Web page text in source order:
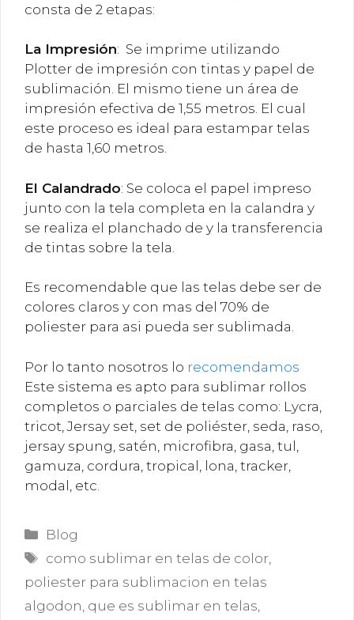
consta de 2 etapas:
La Impresión: Se imprime utilizando
Plotter de impresión con tintas y papel de
sublimación. El mismo tiene un área de
impresión efectiva de 1,55 metros. El cual
este proceso es ideal para estampar telas
de hasta 1,60 metros.
El Calandrado: Se coloca el papel impreso
junto con la tela completa en la calandra y
se realiza el planchado de y la transferencia
de tintas sobre la tela.
Es recomendable que las telas debe ser de
colores claros y con mas del 70% de
poliester para asi pueda ser sublimada.
Por lo tanto nosotros lo recomendamos
Este sistema es apto para sublimar rollos
completos o parciales de telas como: Lycra,
tricot, Jersay set, set de poliéster, seda, raso,
jersay spung, satén, microfibra, gasa, tul,
gamuza, cordura, tropical, lona, tracker,
modal, etc.
Categorías
Blog
Etiquetas
como sublimar en telas de color
poliester para sublimacion en telas
algodon que es sublimar en telas